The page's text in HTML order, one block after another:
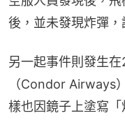
後，並未發現炸彈，
另一起事件則發生
（Condor Airways
樣也因鏡子上塗寫